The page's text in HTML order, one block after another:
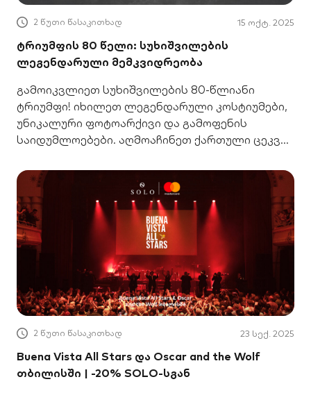
2 წუთი წასაკითხად 15 ოქტ. 2025
ტრიუმფის 80 წელი: სუხიშვილების
ლეგენდარული მემკვიდრეობა
გამოიკვლიეთ სუხიშვილების 80-წლიანი
ტრიუმფი! იხილეთ ლეგენდარული კოსტიუმები,
უნიკალური ფოტოარქივი და გამოფენის
საიდუმლოებები. აღმოაჩინეთ ქართული ცეკვის
2 წუთი წასაკითხად 23 სექ. 2025
Buena Vista All Stars და Oscar and the Wolf
თბილისში | -20% SOLO-სგან